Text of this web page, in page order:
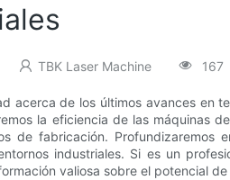
TBK Laser Machine 167
acerca de los últimos avances en
la eficiencia de las máquinas
de fabricación.
industriales. Si es un
valiosa sobre el potencial